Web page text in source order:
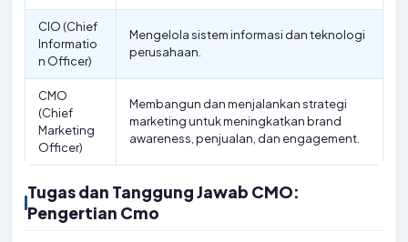
CIO (Chief
Informatio
n Officer)
Mengelola sistem informasi dan teknologi
perusahaan.
CMO
(Chief
Marketing
Officer)
Membangun dan menjalankan strategi
marketing untuk meningkatkan brand
awareness, penjualan, dan engagement.
Tugas dan Tanggung Jawab CMO:
Pengertian Cmo